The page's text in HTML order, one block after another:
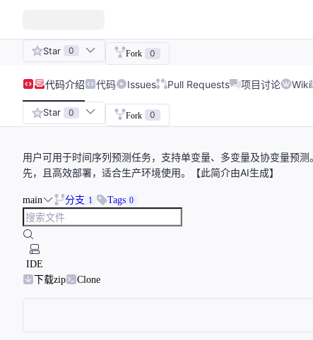
Star 0 Fork 0
代码介绍 代码 Issues Pull Requests 项目讨论 Wiki
Star 0 Fork 0
用户可用于时间序列预测任务，支持单变量、多变量及协变量预
先，且高效部署，适合生产环境使用。【此简介由AI生成】
main 分支 1 Tags 0
IDE
下载zip
Clone